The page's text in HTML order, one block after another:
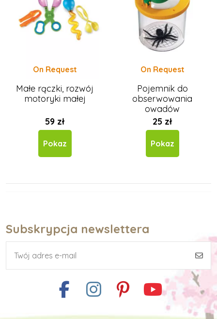
On Request
Małe rączki, rozwój
motoryki małej
59 zł
Pokaz
On Request
Pojemnik do
obserwowania
owadów
25 zł
Pokaz
Subskrypcja newslettera